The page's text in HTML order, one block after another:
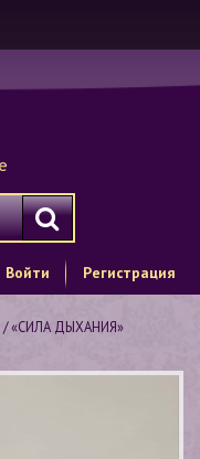
Войти Регистрация
/ «СИЛА ДЫХАНИЯ»